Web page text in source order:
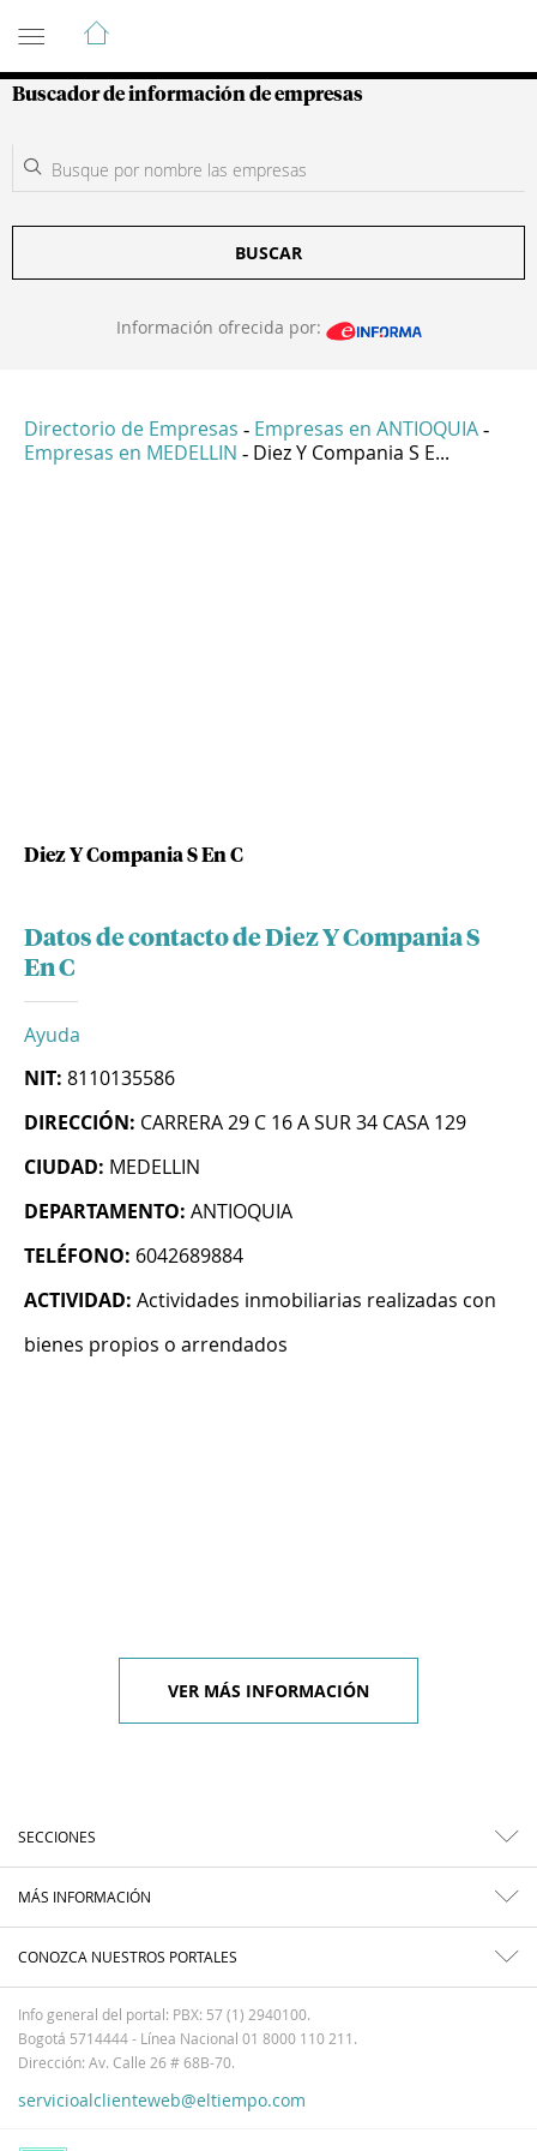
Guía de Empresas Colombianas
Buscador de información de empresas
BUSCAR
Información ofrecida por:
Directorio de Empresas - Empresas en ANTIOQUIA -
Empresas en MEDELLIN - Diez Y Compania S E...
Diez Y Compania S En C
Datos de contacto de Diez Y Compania S
En C
Ayuda
NIT: 8110135586
DIRECCIÓN: CARRERA 29 C 16 A SUR 34 CASA 129
CIUDAD: MEDELLIN
DEPARTAMENTO: ANTIOQUIA
TELÉFONO: 6042689884
ACTIVIDAD: Actividades inmobiliarias realizadas con
bienes propios o arrendados
VER MÁS INFORMACIÓN
SECCIONES
MÁS INFORMACIÓN
CONOZCA NUESTROS PORTALES
Info general del portal: PBX: 57 (1) 2940100.
Bogotá 5714444 - Línea Nacional 01 8000 110 211.
Dirección: Av. Calle 26 # 68B-70.
servicioalclienteweb@eltiempo.com